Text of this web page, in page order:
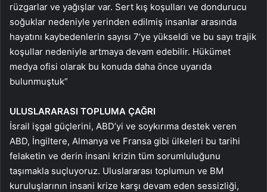
rüzgarlar ve yağışlar var. Sert kış koşulları ve dondurucu
soğuklar nedeniyle yerinden edilmiş insanlar arasında
hayatını kaybedenlerin sayısı 7’ye yükseldi ve bu sayı trajik
koşullar nedeniyle artmaya devam edebilir. Hükümet
medya ofisi olarak bu konuda daha önce uyarıda
bulunmuştuk”
ULUSLARARASI TOPLUMA ÇAĞRI
İsrail işgal güçlerini, ABD’yi ve soykırıma destek veren
ABD, İngiltere, Almanya ve Fransa gibi ülkeleri bu tarihi
felaketin ve derin insani krizin tüm sorumluluğunu
taşımakla suçluyoruz. Uluslararası toplumun ve BM
kuruluşlarının insani krize karşı devam eden sessizliği,